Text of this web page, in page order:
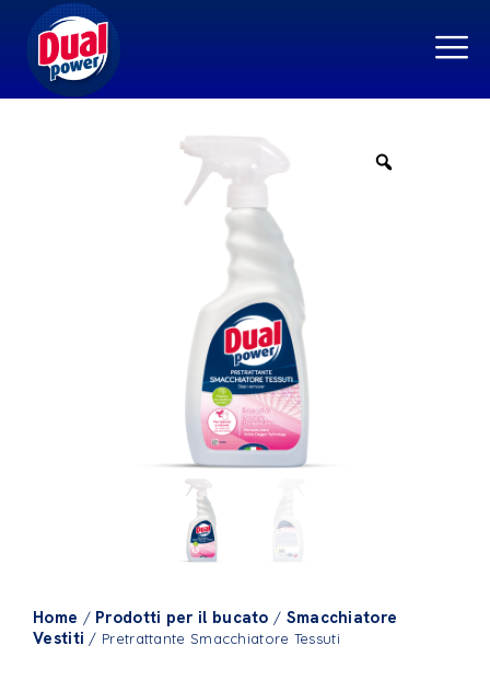
Home / Prodotti per il bucato / Smacchiatore
Vestiti / Pretrattante Smacchiatore Tessuti